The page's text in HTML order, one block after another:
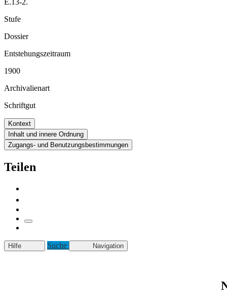
Stufe
Dossier
Entstehungszeitraum
1900
Archivalienart
Schriftgut
Kontext
Inhalt und innere Ordnung
Zugangs- und Benutzungsbestimmungen
Teilen
Hilfe Suche Navigation